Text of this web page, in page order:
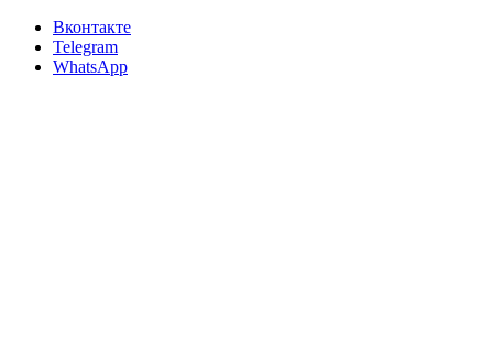
Вконтакте
Telegram
WhatsApp